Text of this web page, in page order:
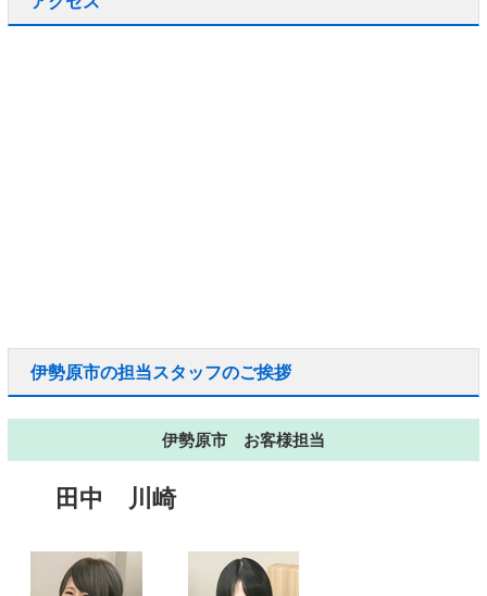
伊勢原市の担当スタッフのご挨拶
伊勢原市 お客様担当
田中 川崎